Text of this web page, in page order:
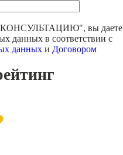
", вы даете
данных в соответствии с
данных и Договором